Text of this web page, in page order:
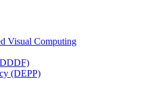
Visual Computing
(DEPP)